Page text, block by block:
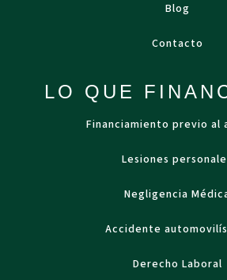
Blog
Contacto
LO QUE
Financiamiento previo al
Lesiones
Negligencia
Accidente
Derecho Laboral